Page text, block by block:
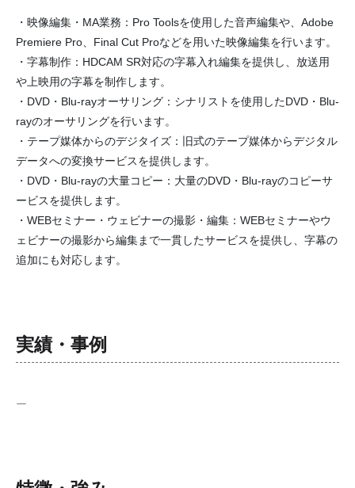
・映像編集・MA業務：Pro Toolsを使用した音声編集や、Adobe
Premiere Pro、Final Cut Proなどを用いた映像編集を行います。
・字幕制作：HDCAM SR対応の字幕入れ編集を提供し、放送用
や上映用の字幕を制作します。
・DVD・Blu-rayオーサリング：シナリストを使用したDVD・Blu-
rayのオーサリングを行います。
・テープ媒体からのデジタイズ：旧式のテープ媒体からデジタル
データへの変換サービスを提供します。
・DVD・Blu-rayの大量コピー：大量のDVD・Blu-rayのコピーサ
ービスを提供します。
・WEBセミナー・ウェビナーの撮影・編集：WEBセミナーやウ
ェビナーの撮影から編集まで一貫したサービスを提供し、字幕の
追加にも対応します。
実績・事例
ー